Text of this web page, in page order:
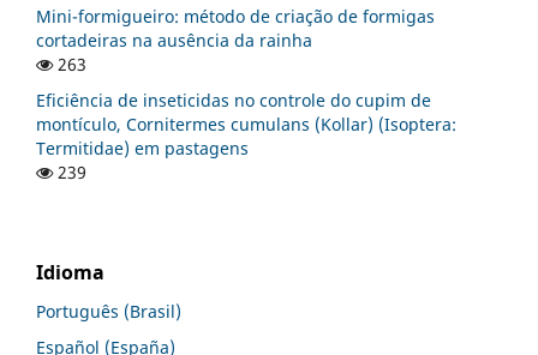
Mini-formigueiro: método de criação de formigas
cortadeiras na ausência da rainha
263
Eficiência de inseticidas no controle do cupim de
montículo, Cornitermes cumulans (Kollar) (Isoptera:
Termitidae) em pastagens
239
Idioma
Português (Brasil)
Español (España)